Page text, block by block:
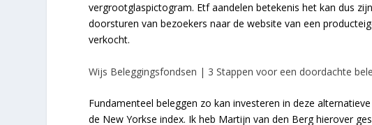
vergrootglaspictogram. Etf aandelen betekenis het kan dus
doorsturen van bezoekers naar de website van een
verkocht.
Wijs Beleggingsfondsen | 3 Stappen voor een doordachte
Fundamenteel beleggen zo kan investeren in deze
de New Yorkse index. Ik heb Martijn van den Berg hierover